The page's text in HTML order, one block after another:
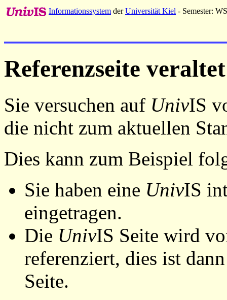
Informationssystem derUniversität Kiel - Semester:
Referenzseite veraltet
Sie versuchen auf UnivIS
die nicht zum aktuellen
Dies kann zum Beispiel
Sie haben eine UnivIS
eingetragen.
Die UnivIS Seite wird
referenziert, dies ist
Seite.